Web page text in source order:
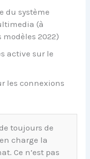
du système
(à
2022)
active sur le
les connexions
toujours de
charge la
Ce n’est pas